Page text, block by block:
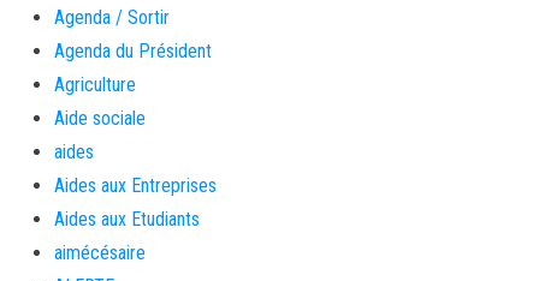
Agenda / Sortir
Agenda du Président
Agriculture
Aide sociale
aides
Aides aux Entreprises
Aides aux Etudiants
aimécésaire